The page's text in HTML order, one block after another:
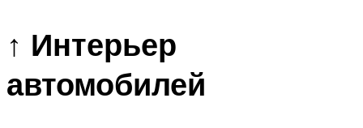
↑ Интерьер
автомобилей